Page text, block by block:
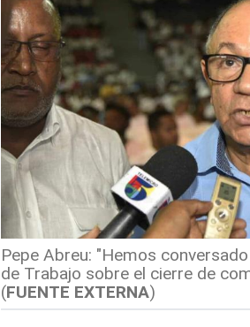
Pepe Abreu: "Hemos
de Trabajo sobre el cierre de
(FUENTE EXTERNA)